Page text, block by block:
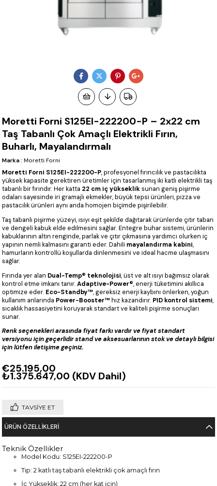
Moretti Forni S125EI-222200-P – 2x22 cm
Taş Tabanlı Çok Amaçlı Elektrikli Fırın,
Buharlı, Mayalandırmalı
Marka : Moretti Forni
Moretti Forni S125EI-222200-P, profesyonel fırıncılık ve pastacılıkta
yüksek kapasite gerektiren üretimler için tasarlanmış iki katlı elektrikli taş
tabanlı bir fırındır. Her katta 22 cm iç yüksekliksunan geniş pişirme
odaları sayesinde iri gramajlı ekmekler, büyük tepsi ürünleri, pizza ve
pastacılık ürünleri aynı anda homojen biçimde pişirilebilir.
Taş tabanlı pişirme yüzeyi, ısıyı eşit şekilde dağıtarak ürünlerde çıtır taban
ve dengeli kabuk elde edilmesini sağlar. Entegre buhar sistemi, ürünlerin
kabuklarının altın renginde, parlak ve çıtır çıkmasına yardımcı olurken iç
yapının nemli kalmasını garanti eder. Dahili mayalandırma kabini,
hamurların kontrollü koşullarda dinlenmesini ve ideal hacme ulaşmasını
sağlar.
Fırında yer alan Dual-Temp® teknolojisi, üst ve alt ısıyı bağımsız olarak
kontrol etme imkanı tanır.Adaptive-Power®, enerji tüketimini akıllıca
optimize eder. Eco-Standby™, gereksiz enerji kaybını önlerken, yoğun
kullanım anlarında Power-Booster™hız kazandırır. PID kontrol sistemi,
sıcaklık hassasiyetini koruyarak standart ve kaliteli pişirme sonuçları
sunar.
Renk seçenekleri arasında fiyat farkı vardır ve fiyat standart
versiyonu için geçerlidir stand ve aksesuarlarının stok ve detaylı bilgisi
için lütfen iletişime geçiniz.
€25.195,00
₺1.375.647,00 (KDV Dahil)
TAVSIYE ET
ÜRÜN ÖZELLIKLERI
Teknik Özellikler
Model Kodu: S125EI-222200-P
Tip: 2 katlı taş tabanlı elektrikli çok amaçlı fırın
İç Yükseklik: 22 cm (her kat için)